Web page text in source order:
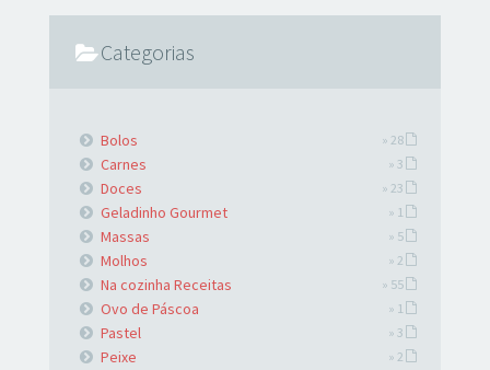
Categorias
Bolos » 28
Carnes » 3
Doces » 23
Geladinho Gourmet » 1
Massas » 5
Molhos » 2
Na cozinha Receitas » 55
Ovo de Páscoa » 1
Pastel » 3
Peixe » 2